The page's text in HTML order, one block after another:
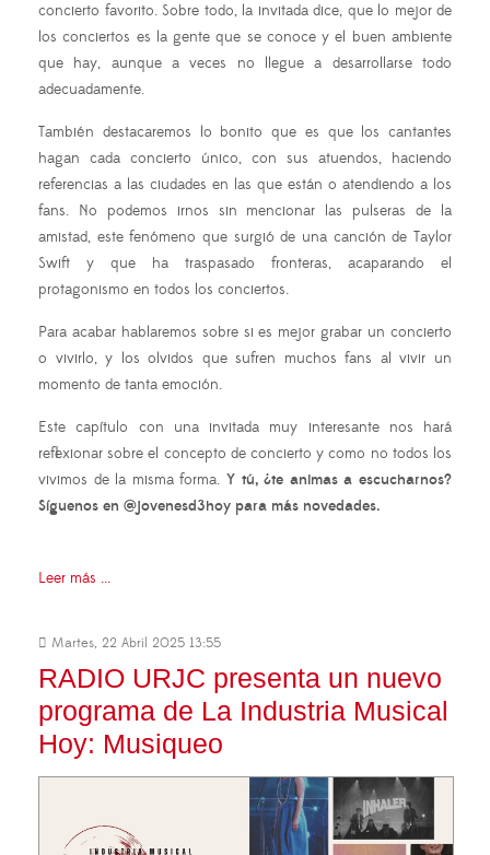
concierto favorito. Sobre todo, la invitada dice, que lo mejor de
los conciertos es la gente que se conoce y el buen ambiente
que hay, aunque a veces no llegue a desarrollarse todo
adecuadamente.
También destacaremos lo bonito que es que los cantantes
hagan cada concierto único, con sus atuendos, haciendo
referencias a las ciudades en las que están o atendiendo a los
fans. No podemos irnos sin mencionar las pulseras de la
amistad, este fenómeno que surgió de una canción de Taylor
Swift y que ha traspasado fronteras, acaparando el
protagonismo en todos los conciertos.
Para acabar hablaremos sobre si es mejor grabar un concierto
o vivirlo, y los olvidos que sufren muchos fans al vivir un
momento de tanta emoción.
Este capítulo con una invitada muy interesante nos hará
reflexionar sobre el concepto de concierto y como no todos los
vivimos de la misma forma. Y tú, ¿te animas a escucharnos?
Síguenos en @jovenesd3hoy para más novedades.
Leer más ...
Martes, 22 Abril 2025 13:55
RADIO URJC presenta un nuevo
programa de La Industria Musical
Hoy: Musiqueo